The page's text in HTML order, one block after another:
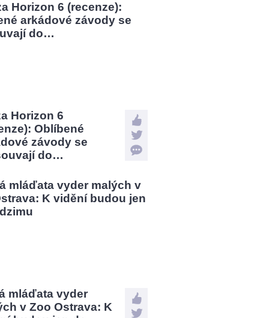
Horizon 6
Oblíbené
závody se
do…
mláďata vyder
v Zoo Ostrava: K